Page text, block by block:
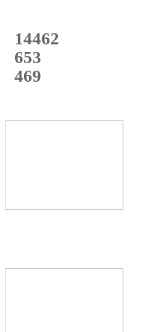
14462
с начала года
653
с начала месяца
469
с начала недели